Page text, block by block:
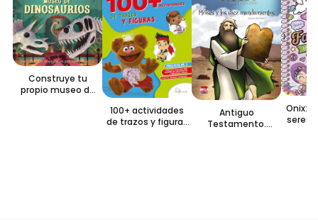
Construye tu
propio museo de
100+ actividades
de trazos y figuras
Antiguo
Testamento.
Onix:
seres